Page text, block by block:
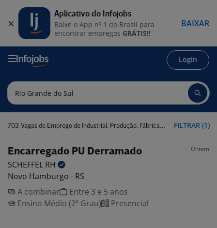
Login
703 Vagas de Emprego de Industrial, Produção, Fábrica em Rio Grande do Sul FILTRAR (1)
Encarregado PU Derramado Ontem
SCHEFFEL RH
Novo Hamburgo - RS
A combinar
Entre 3 e 5 anos
Ensino Médio (2º Grau)
Presencial
Aplicativo do Infojobs
Baixe o App nº 1 do Brasil para
encontrar empregos GRÁTIS!!
BAIXAR